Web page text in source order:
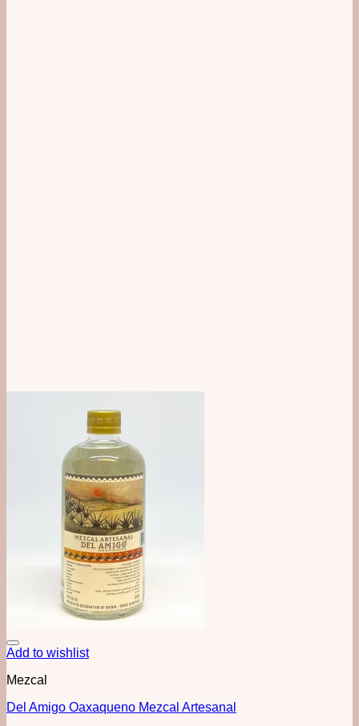
Add to wishlist
Mezcal
Del Amigo Oaxaqueno Mezcal Artesanal